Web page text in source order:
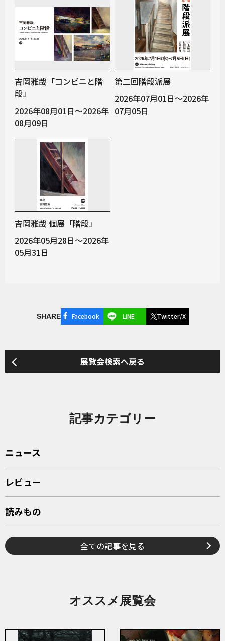
吉岡雅哉「コンビニと階
段」
2026年08月01日～2026年
08月09日
第二回階段派展
2026年07月01日～2026年
07月05日
吉岡雅哉 個展「階段」
2026年05月28日～2026年
05月31日
SHARE Facebook LINE Twitter/X
展覧会検索へ戻る
記事カテゴリー
ニュース
レビュー
読みもの
全ての記事を見る
オススメ展覧会